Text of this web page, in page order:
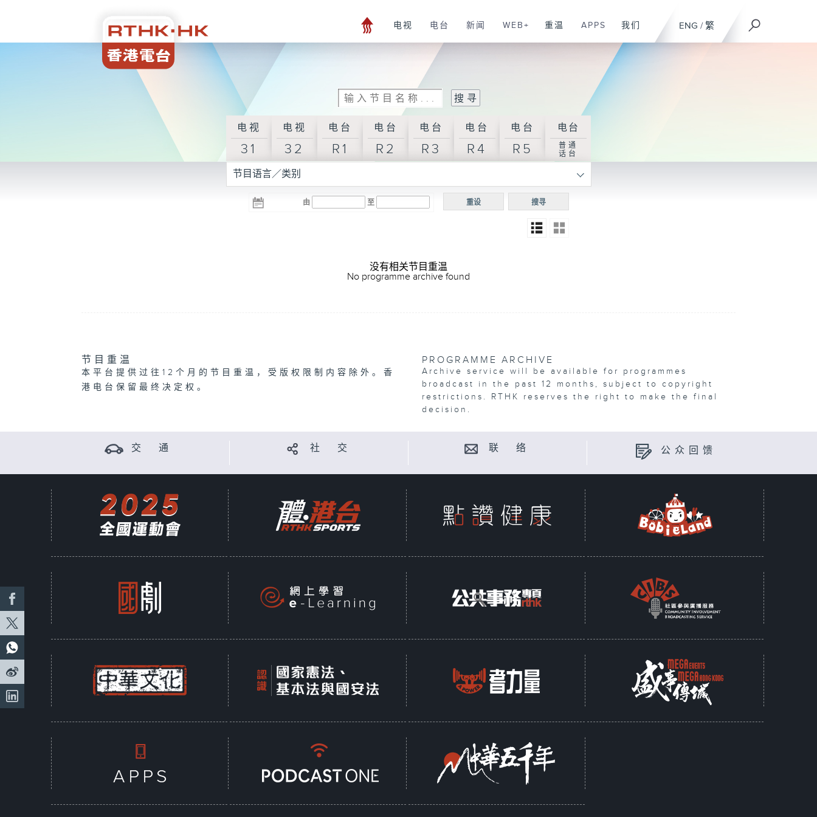
ENG / 繁
电视 电台 新闻 WEB+ 重温 APPS 我们
电视
31
电视
32
电台
R1
电台
R2
电台
R3
电台
R4
电台
R5
电台
普通
话台
节目语言／类别
由 至 搜寻
重设
没有相关节目重温
No programme archive found
节目重温
本平台提供过往12个月的节目重温，受版权限制内容除外。香
港电台保留最终决定权。
PROGRAMME ARCHIVE
Archive service will be available for programmes
broadcast in the past 12 months, subject to copyright
restrictions. RTHK reserves the right to make the final
decision.
交 通 社 交 联 络 公众回馈